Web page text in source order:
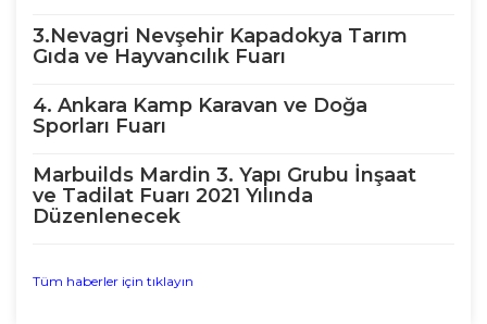
3.Nevagri Nevşehir Kapadokya Tarım
Gıda ve Hayvancılık Fuarı
4. Ankara Kamp Karavan ve Doğa
Sporları Fuarı
Marbuilds Mardin 3. Yapı Grubu İnşaat
ve Tadilat Fuarı 2021 Yılında
Düzenlenecek
Tüm haberler için tıklayın